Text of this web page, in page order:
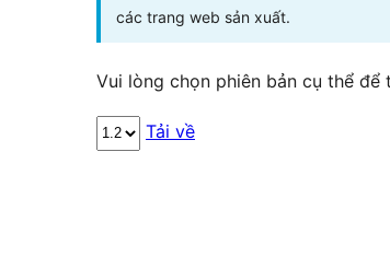
các trang web sản xuất.
Vui lòng chọn phiên bản cụ thể để
Tải về